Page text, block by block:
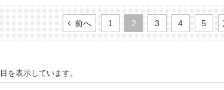
前へ 1 2 3 4 5
を表示しています。